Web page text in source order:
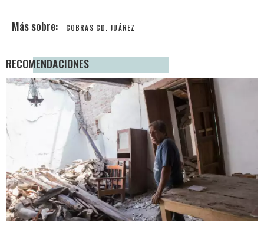
COBRAS CD. JUÁREZ
RECOMENDACIONES